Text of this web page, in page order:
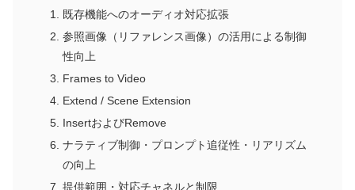
既存機能へのオーディオ対応拡張
参照画像（リファレンス画像）の活用による制御
性向上
Frames to Video
Extend / Scene Extension
InsertおよびRemove
ナラティブ制御・プロンプト追従性・リアリズム
の向上
提供範囲・対応チャネルと制限